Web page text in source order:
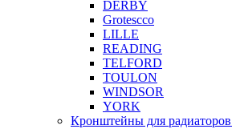
DERBY
Grotescco
LILLE
READING
TELFORD
TOULON
WINDSOR
YORK
Кронштейны для радиаторов